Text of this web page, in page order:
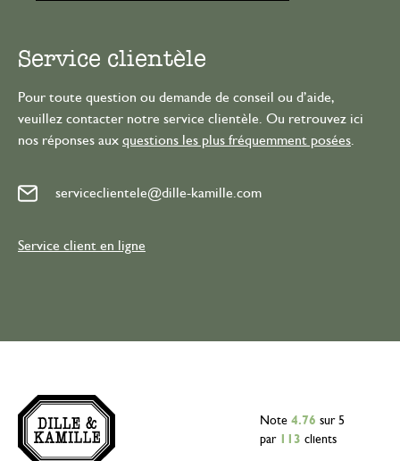
Service clientèle
Pour toute question ou demande de conseil ou d’aide,
veuillez contacter notre service clientèle. Ou retrouvez ici
nos réponses aux questions les plus fréquemment posées
serviceclientele@dille-kamille.com
Service client en ligne
Note 4.76 sur 5
par
113 clients